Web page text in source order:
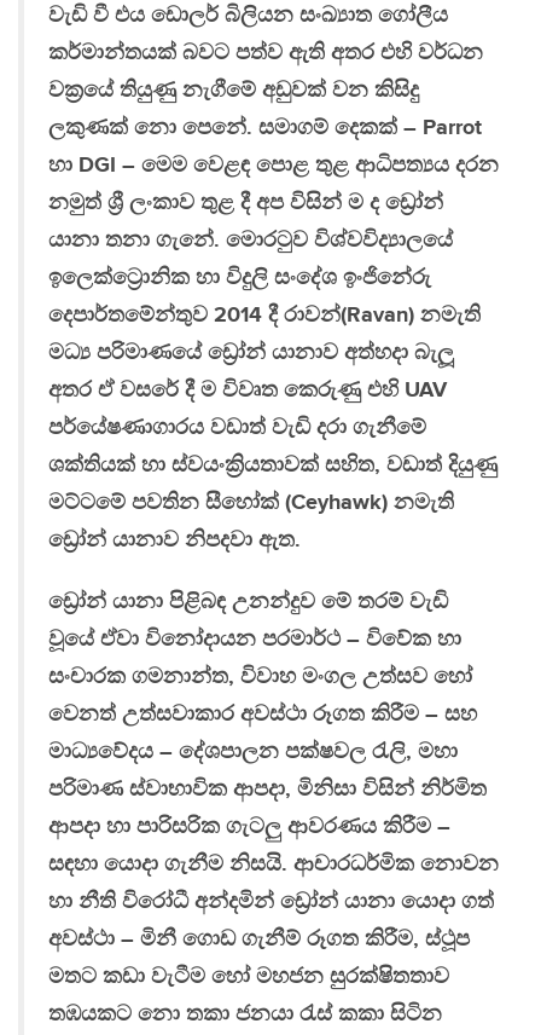
වැඩි වී එය ඩොලර් බිලියන සංඛ්‍යාත ගෝලීය
කර්මාන්තයක් බවට පත්ව ඇති අතර එහි වර්ධන
වක්‍රයේ තියුණු නැගීමේ අඩුවක් වන කිසිදු
ලකුණක් නො පෙනේ. සමාගම් දෙකක් – Parrot
හා DGI – මෙම වෙළඳ පොළ තුළ ආධිපත්‍යය දරන
නමුත් ශ්‍රී ලංකාව තුළ දී අප විසින් ම ද ඩ්‍රෝන්
යානා තනා ගැනේ. මොරටුව විශ්වවිද්‍යාලයේ
ඉලෙක්ට්‍රොනික හා විදුලි සංදේශ ඉංජිනේරු
දෙපාර්තමේන්තුව 2014 දී රාවන්(Ravan) නමැති
මධ්‍ය පරිමාණයේ ඩ්‍රෝන් යානාව අත්හදා බැලූ
අතර ඒ වසරේ දී ම විවෘත කෙරුණු එහි UAV
පර්යේෂණාගාරය වඩාත් වැඩි දරා ගැනීමේ
ශක්තියක් හා ස්වයංක්‍රියතාවක් සහිත, වඩාත් දියුණු
මට්ටමේ පවතින සීහෝක් (Ceyhawk) නමැති
ඩ්‍රෝන් යානාව නිපදවා ඇත.
ඩ්‍රෝන් යානා පිළිබඳ උනන්දුව මේ තරම් වැඩි
වූයේ ඒවා විනෝදායන පරමාර්ථ – විවේක හා
සංචාරක ගමනාන්ත, විවාහ මංගල උත්සව හෝ
වෙනත් උත්සවාකාර අවස්ථා රූගත කිරීම – සහ
මාධ්‍යවේදය – දේශපාලන පක්ෂවල රැලි, මහා
පරිමාණ ස්වාභාවික ආපදා, මිනිසා විසින් නිර්මිත
ආපදා හා පාරිසරික ගැටලු ආවරණය කිරීම –
සඳහා යොදා ගැනීම නිසයි. ආචාරධර්මික නොවන
හා නීති විරෝධී අන්දමින් ඩ්‍රෝන් යානා යොදා ගත්
අවස්ථා – මිනී ගොඩ ගැනීම් රූගත කිරීම, ස්ථූප
මතට කඩා වැටීම හෝ මහජන සුරක්ෂිතතාව
තඹයකට නො තකා ජනයා රැස් කකා සිටින